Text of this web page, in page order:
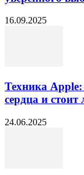
16.09.2025
Техника
сердца и стоит
24.06.2025